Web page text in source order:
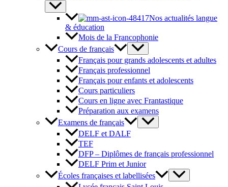
Nos actualités langue
& éducation
Mois de la Francophonie
Cours de français
Français pour grands adolescents et adultes
Français professionnel
Français pour enfants et adolescents
Cours particuliers
Cours en ligne avec Frantastique
Préparation aux examens
Examens de français
DELF et DALF
TEF
DFP – Diplômes de français professionnel
DELF Prim et Junior
Écoles françaises et labellisées